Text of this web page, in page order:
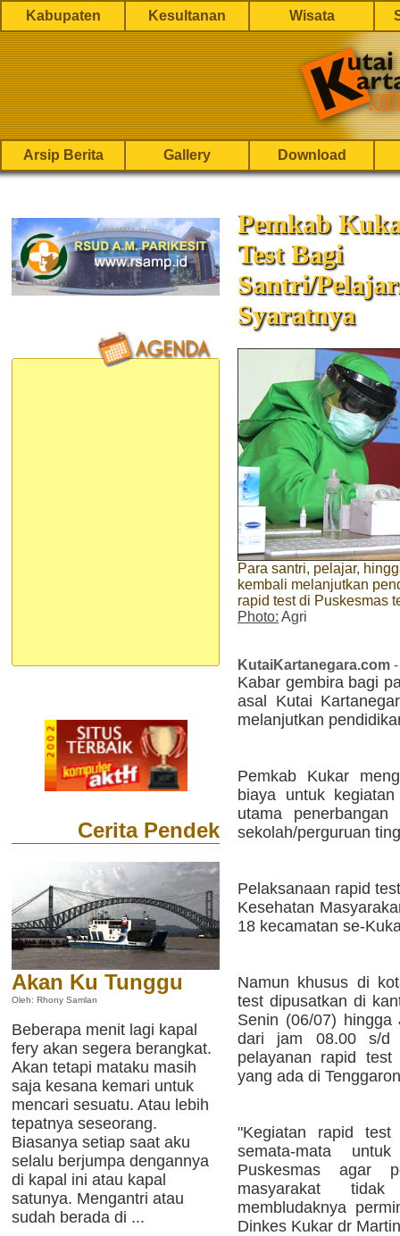
Kabupaten Kesultanan Wisata
Arsip Berita Gallery Download
Cerita Pendek
Akan Ku Tunggu
Oleh: Rhony Samlan
Beberapa menit lagi kapal
fery akan segera berangkat.
Akan tetapi mataku masih
saja kesana kemari untuk
mencari sesuatu. Atau lebih
tepatnya seseorang.
Biasanya setiap saat aku
selalu berjumpa dengannya
di kapal ini atau kapal
satunya. Mengantri atau
sudah berada di ...
Pemkab
Test Bagi
Santri/
Syaratnya
Para santri, pelajar,
kembali melanjutkan
rapid test di Puskesmas
Photo: Agri
KutaiKartanegara.com
Kabar gembira bagi
asal Kutai
melanjutkan
Pemkab Kukar
biaya untuk
utama
sekolah/perguruan
Pelaksanaan rapid
Kesehatan
18 kecamatan se-
Namun khusus di
test dipusatkan di
Senin (06/07) hingga
dari jam 08.00 s/d
pelayanan rapid
yang ada di
"Kegiatan rapid
semata-mata
Puskesmas agar
masyarakat
membludaknya
Dinkes Kukar dr